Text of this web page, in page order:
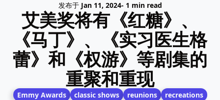
发布于 Jan 11, 2024- 1 min read
艾美奖将有《红糖》、
《马丁》、《实习医生格
蕾》和《权游》等剧集的
重聚和重现
Emmy Awards classic shows reunions recreations